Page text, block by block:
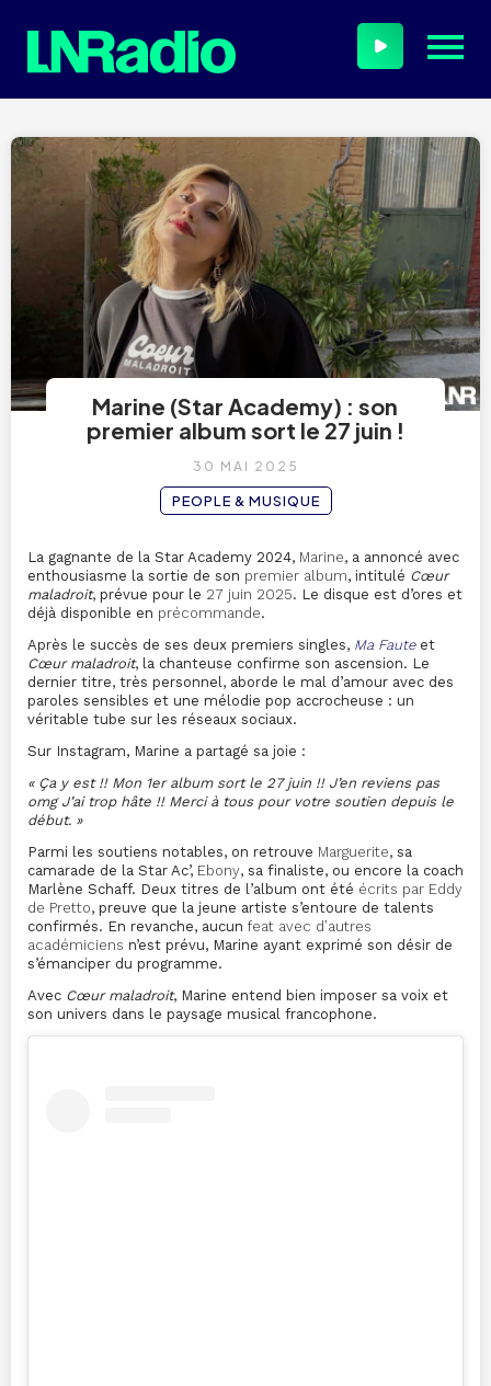
Marine (Star Academy) : son
premier album sort le 27 juin !
30 MAI 2025
PEOPLE & MUSIQUE
La gagnante de la Star Academy 2024, Marine, a annoncé avec
enthousiasme la sortie de son premier album, intitulé Cœur
maladroit, prévue pour le 27 juin 2025. Le disque est d’ores et
déjà disponible en précommande.
Après le succès de ses deux premiers singles, Ma Fauteet
Cœur maladroit, la chanteuse confirme son ascension. Le
dernier titre, très personnel, aborde le mal d’amour avec des
paroles sensibles et une mélodie pop accrocheuse : un
véritable tube sur les réseaux sociaux.
Sur Instagram, Marine a partagé sa joie :
« Ça y est !! Mon 1er album sort le 27 juin !! J’en reviens pas
omg J’ai trop hâte !! Merci à tous pour votre soutien depuis le
début. »
Parmi les soutiens notables, on retrouve Marguerite, sa
camarade de la Star Ac’, Ebony, sa finaliste, ou encore la coach
Marlène Schaff. Deux titres de l’album ont été écrits par Eddy
de Pretto, preuve que la jeune artiste s’entoure de talents
confirmés. En revanche, aucun feat avec d’autres
académiciens n’est prévu, Marine ayant exprimé son désir de
s’émanciper du programme.
Avec Cœur maladroit, Marine entend bien imposer sa voix et
son univers dans le paysage musical francophone.